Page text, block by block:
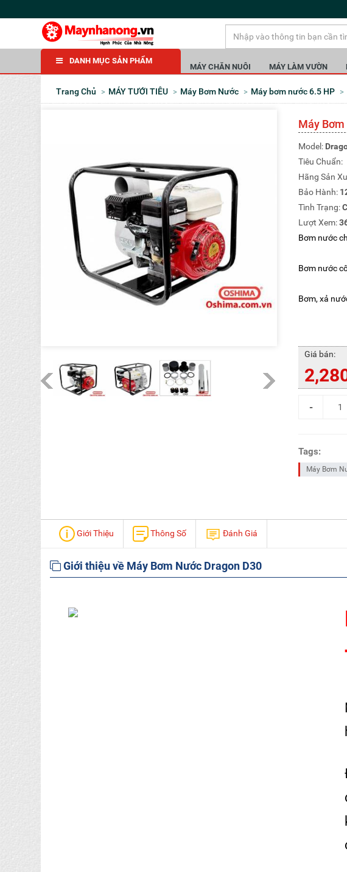
DANH MỤC SẢN PHẨM
MÁY CHĂN NUÔI MÁY LÀM VƯỜN
Trang Chủ MÁY TƯỚI TIÊU Máy Bơm Nước Máy bơm nước 6.5 HP
Máy
Model:
Tiêu Chuẩn:
Hãng Sản
Bảo Hành:
Tình Trạng:
Lượt Xem:
Bơm nước
Bơm nước
Bơm, xả
Giá bán:
Tags:
Máy Bơm
Giới Thiệu Thông Số Đánh Giá
Giới thiệu về Máy Bơm Nước Dragon D30